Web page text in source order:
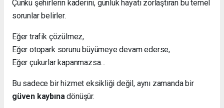
Çünkü şehirlerin kaderini, günlük hayatı zorlaştıran bu temel
sorunlar belirler.
Eğer trafik çözülmez,
Eğer otopark sorunu büyümeye devam ederse,
Eğer çukurlar kapanmazsa…
Bu sadece bir hizmet eksikliği değil, aynı zamanda bir
güven kaybınadönüşür.